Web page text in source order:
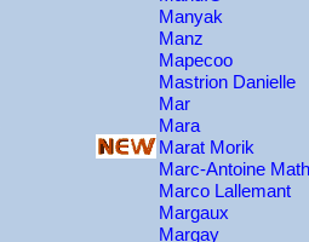
Manyak
Manz
Mapecoo
Mastrion Danielle
Mar
Mara
Marat Morik
Marc-Antoine
Marco Lallemant
Margaux
Margay